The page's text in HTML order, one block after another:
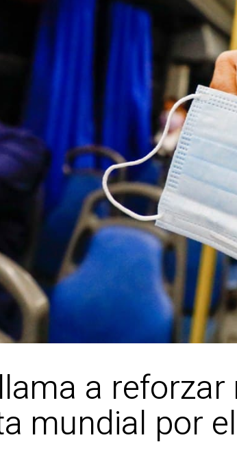
a
mundial por